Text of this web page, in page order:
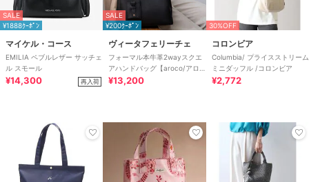
SALE
¥1888ｸｰﾎﾟﾝ
マイケル・コース
EMILIA ペブルレザー サッチェ
ル スモール
¥14,300 再入荷
SALE
¥200ｸｰﾎﾟﾝ
ヴィータフェリーチェ
フォーマル本牛革2wayスクエ
アハンドバッグ【aroco/アロ
コ】セレモニー向け
¥13,200
30%OFF
コロンビア
Columbia/ プライスストリーム
ミニダッフル /コロンビア
¥2,772